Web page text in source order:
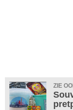
ZIE